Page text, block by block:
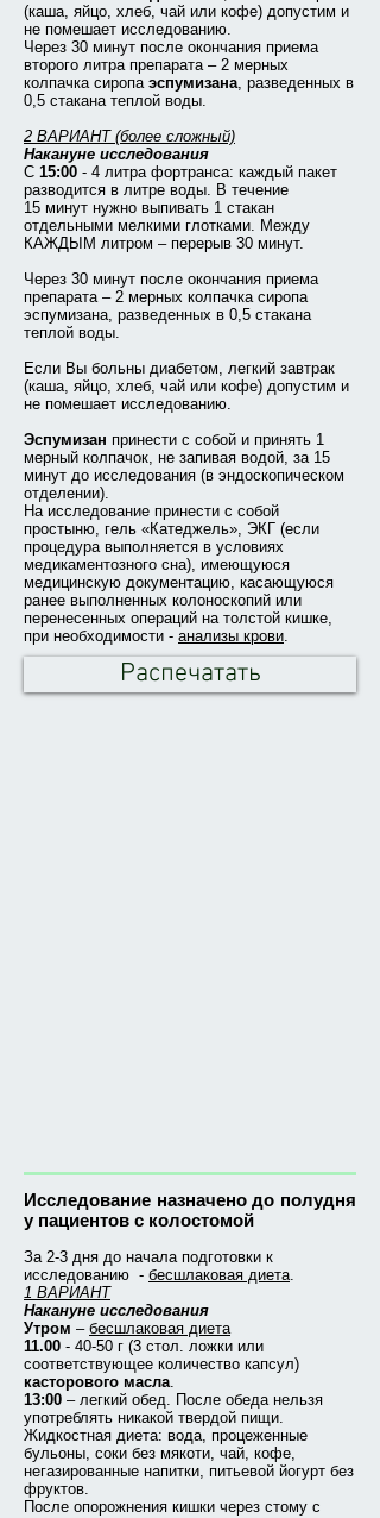
(каша, яйцо, хлеб, чай или кофе) допустим и
не помешает исследованию.
Через 30 минут после окончания приема
второго литра препарата – 2 мерных
колпачка сиропа эспумизана, разведенных в
0,5 стакана теплой воды.
2 ВАРИАНТ (более сложный)
Накануне исследования
С 15:00 - 4 литра фортранса: каждый пакет
разводится в литре воды. В течение
15 минут нужно выпивать 1 стакан
отдельными мелкими глотками. Между
КАЖДЫМ литром – перерыв 30 минут.
Через 30 минут после окончания приема
препарата – 2 мерных колпачка сиропа
эспумизана, разведенных в 0,5 стакана
теплой воды.
Если Вы больны диабетом, легкий завтрак
(каша, яйцо, хлеб, чай или кофе) допустим и
не помешает исследованию.
Эспумизан принести с собой и принять 1
мерный колпачок, не запивая водой, за 15
минут до исследования (в эндоскопическом
отделении).
На исследование принести с собой
простыню, гель «Катеджель», ЭКГ (если
процедура выполняется в условиях
медикаментозного сна), имеющуюся
медицинскую документацию, касающуюся
ранее выполненных колоноскопий или
перенесенных операций на толстой кишке,
при необходимости - анализы крови.
Распечатать
Исследование назначено до полудня
у пациентов с колостомой
За 2-3 дня до начала подготовки к
исследованию - бесшлаковая диета.
1 ВАРИАНТ
Накануне исследования
Утром – бесшлаковая диета
11.00 - 40-50 г (3 стол. ложки или
соответствующее количество капсул)
касторового масла.
13:00 – легкий обед. После обеда нельзя
употреблять никакой твердой пищи.
Жидкостная диета: вода, процеженные
бульоны, соки без мякоти, чай, кофе,
негазированные напитки, питьевой йогурт без
фруктов.
После опорожнения кишки через стому с